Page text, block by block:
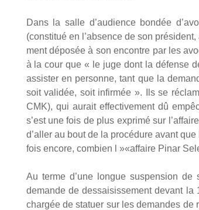
Dans la salle d’au­dience bon­dée
(consti­tué en l’ab­sence de son
ment dépo­sée à son encontre par les
à la cour que « le juge dont la défense
assis­ter en per­sonne, tant que la
soit vali­dée, soit infir­mée ». Ils se
CMK), qui aurait effec­ti­ve­ment dû
s’est une fois de plus expri­mé sur
d’al­ler au bout de la pro­cé­dure avant
fois encore, com­bien l »«affaire Pinar
Au terme d’une longue sus­pen­sion
demande de des­sai­sis­se­ment devant
char­gée de sta­tuer sur les demandes